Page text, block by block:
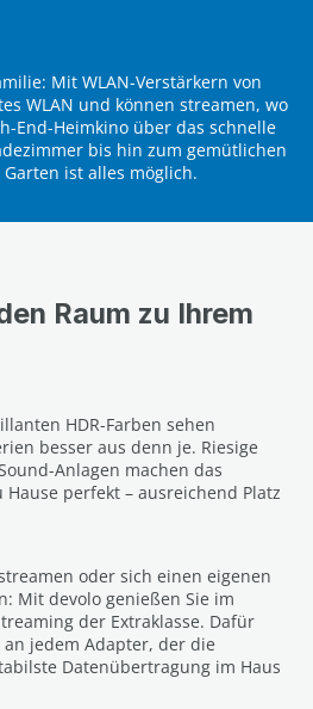
Mit WLAN-Verstärkern von
WLAN und können streamen, wo
End-Heimkino über das schnelle
bis hin zum gemütlichen
ist alles möglich.
Raum zu Ihrem
HDR-Farben sehen
besser aus denn je. Riesige
Anlagen machen das
perfekt – ausreichend Platz
oder sich einen eigenen
Mit devolo genießen Sie im
der Extraklasse. Dafür
jedem Adapter, der die
Datenübertragung im Haus